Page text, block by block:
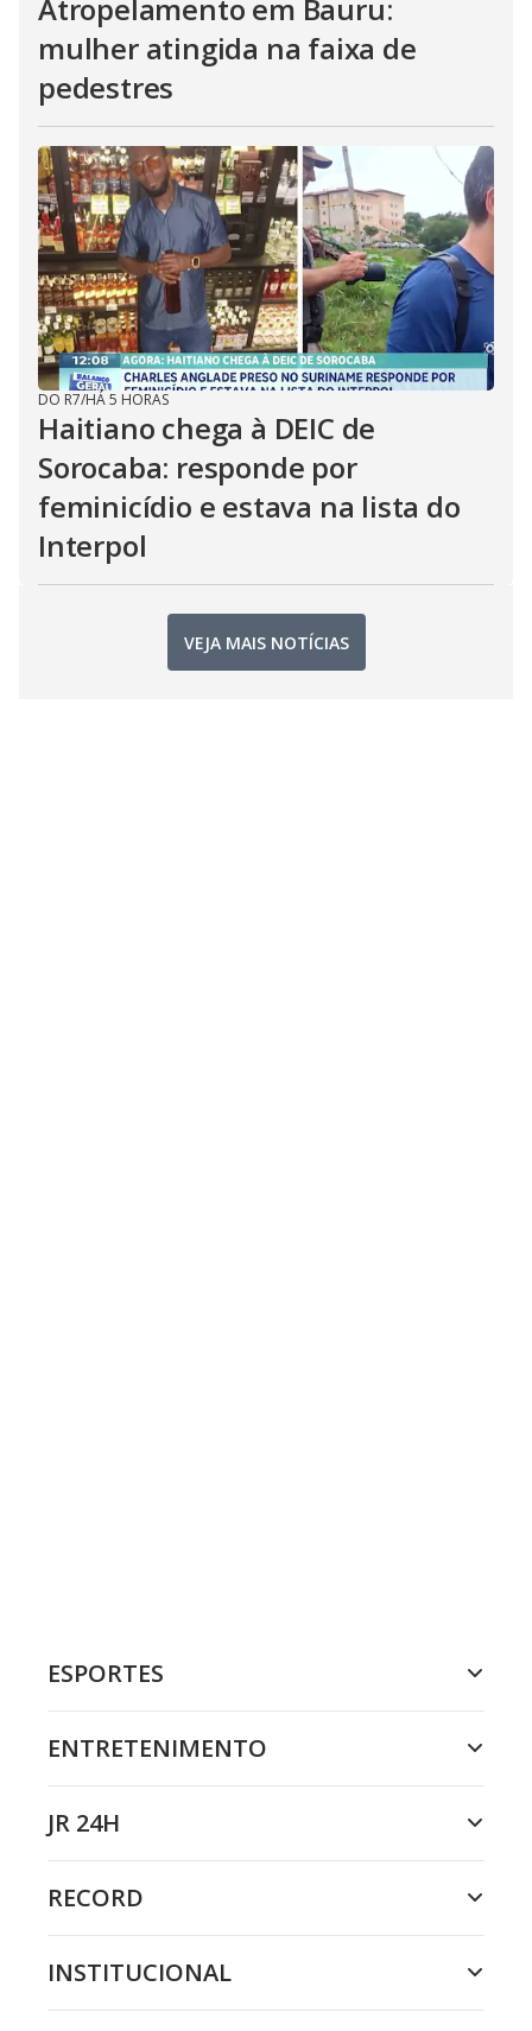
Atropelamento em Bauru:
mulher atingida na faixa de
pedestres
DO R7/HÁ 5 HORAS
Haitiano chega à DEIC de
Sorocaba: responde por
feminicídio e estava na lista do
Interpol
VEJA MAIS NOTÍCIAS
ESPORTES
ENTRETENIMENTO
JR 24H
RECORD
INSTITUCIONAL